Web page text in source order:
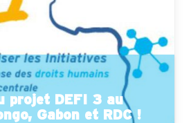
projet DEFI 3 au
Gabon et RDC !